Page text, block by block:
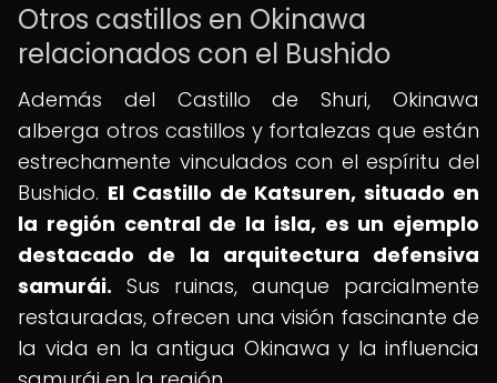
Otros castillos en Okinawa
relacionados con el Bushido
Además del Castillo de Shuri, Okinawa
alberga otros castillos y fortalezas que están
estrechamente vinculados con el espíritu del
Bushido. El Castillo de Katsuren, situado en
la región central de la isla, es un ejemplo
destacado de la arquitectura defensiva
samurái. Sus ruinas, aunque parcialmente
restauradas, ofrecen una visión fascinante de
la vida en la antigua Okinawa y la influencia